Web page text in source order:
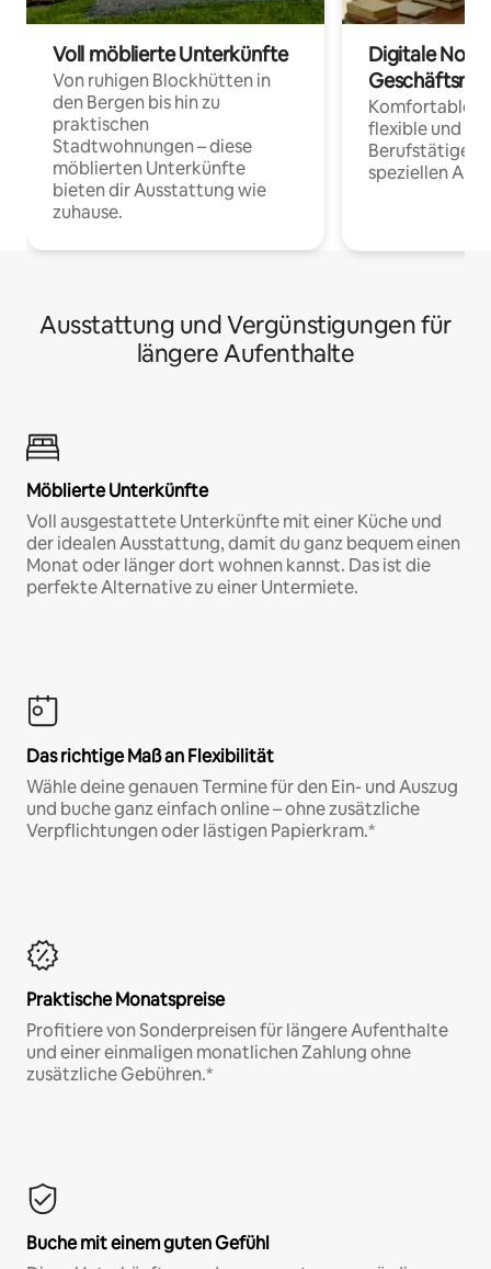
Voll möblierte Unterkünfte
Von ruhigen Blockhütten in
den Bergen bis hin zu
praktischen
Stadtwohnungen – diese
möblierten Unterkünfte
bieten dir Ausstattung wie
zuhause.
Digitale
Komfortable
flexible und
Berufstätige
speziellen
Ausstattung und Vergünstigungen für
längere Aufenthalte
Möblierte Unterkünfte
Voll ausgestattete Unterkünfte mit einer Küche und
der idealen Ausstattung, damit du ganz bequem einen
Monat oder länger dort wohnen kannst. Das ist die
perfekte Alternative zu einer Untermiete.
Das richtige Maß an Flexibilität
Wähle deine genauen Termine für den Ein- und Auszug
und buche ganz einfach online – ohne zusätzliche
Verpflichtungen oder lästigen Papierkram.*
Praktische Monatspreise
Profitiere von Sonderpreisen für längere Aufenthalte
und einer einmaligen monatlichen Zahlung ohne
zusätzliche Gebühren.*
Buche mit einem guten Gefühl